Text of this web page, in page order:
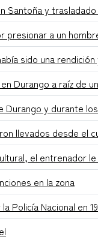
Santoña y
presionar a un
sido una
Durango a raíz de
Durango y durante
llevados desde el
el entrenador
en la zona
Nacional en